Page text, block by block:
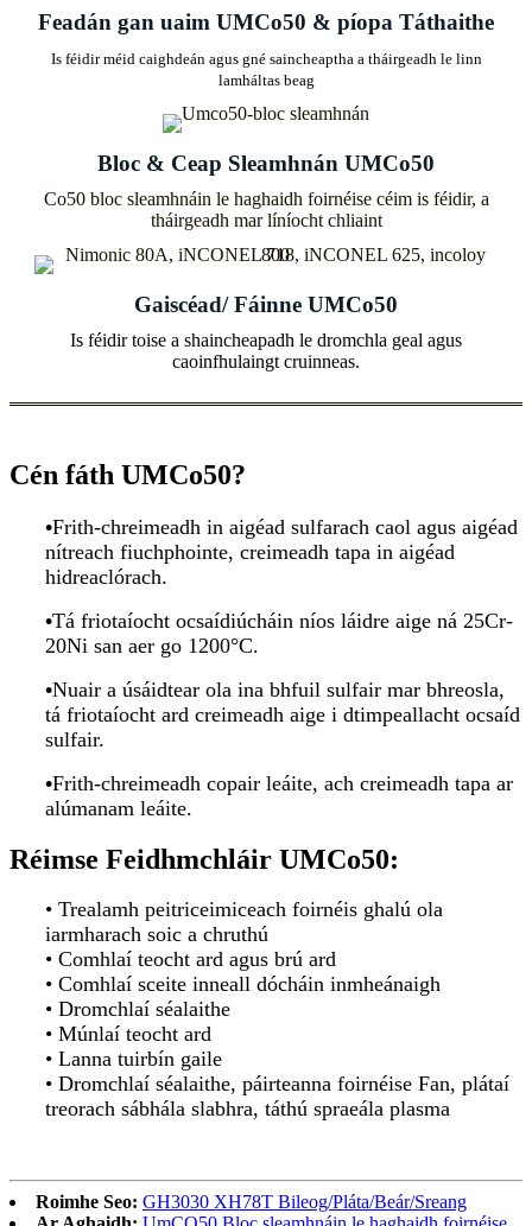
Feadán gan uaim UMCo50 & píopa Táthaithe
Is féidir méid caighdeán agus gné saincheaptha a tháirgeadh le linn
lamháltas beag
Bloc & Ceap Sleamhnán UMCo50
Co50 bloc sleamhnáin le haghaidh foirnéise céim is féidir, a
tháirgeadh mar líníocht chliaint
Gaiscéad/ Fáinne UMCo50
Is féidir toise a shaincheapadh le dromchla geal agus
caoinfhulaingt cruinneas.
Cén fáth UMCo50?
•Frith-chreimeadh in aigéad sulfarach caol agus aigéad
nítreach fiuchphointe, creimeadh tapa in aigéad
hidreaclórach.
•Tá friotaíocht ocsaídiúcháin níos láidre aige ná 25Cr-
20Ni san aer go 1200°C.
•Nuair a úsáidtear ola ina bhfuil sulfair mar bhreosla,
tá friotaíocht ard creimeadh aige i dtimpeallacht ocsaíd
sulfair.
•Frith-chreimeadh copair leáite, ach creimeadh tapa ar
alúmanam leáite.
Réimse Feidhmchláir UMCo50:
• Trealamh peitriceimiceach foirnéis ghalú ola
iarmharach soic a chruthú
• Comhlaí teocht ard agus brú ard
• Comhlaí sceite inneall dócháin inmheánaigh
• Dromchlaí séalaithe
• Múnlaí teocht ard
• Lanna tuirbín gaile
• Dromchlaí séalaithe, páirteanna foirnéise Fan, plátaí
treorach sábhála slabhra, táthú spraeála plasma
Roimhe Seo: GH3030 XH78T Bileog/Pláta/Beár/Sreang